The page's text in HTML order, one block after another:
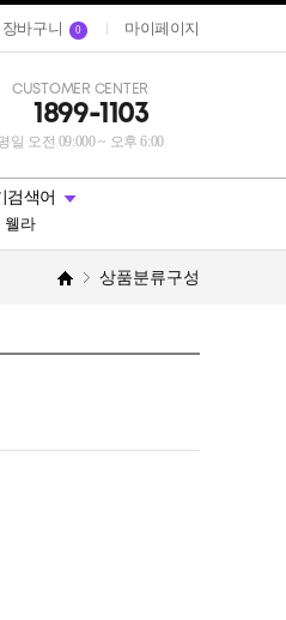
장바구니 0 마이페이지
CUSTOMER CENTER
1899-1103
일 오전 09:000 ~ 오후 6:00
검색어
뮤겐스
트리트먼트
웰라
로레알
오징어먹물 상품분류구성